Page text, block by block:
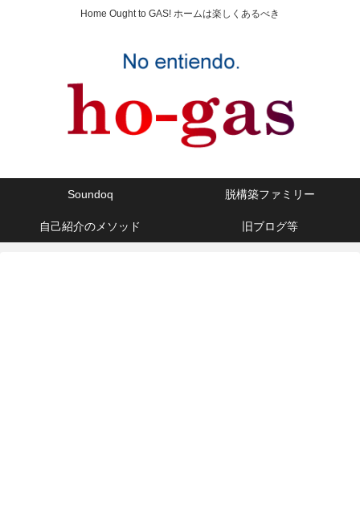
Home Ought to GAS! ホームは楽しくあるべき
Soundoq 脱構築ファミリー
自己紹介のメソッド 旧ブログ等